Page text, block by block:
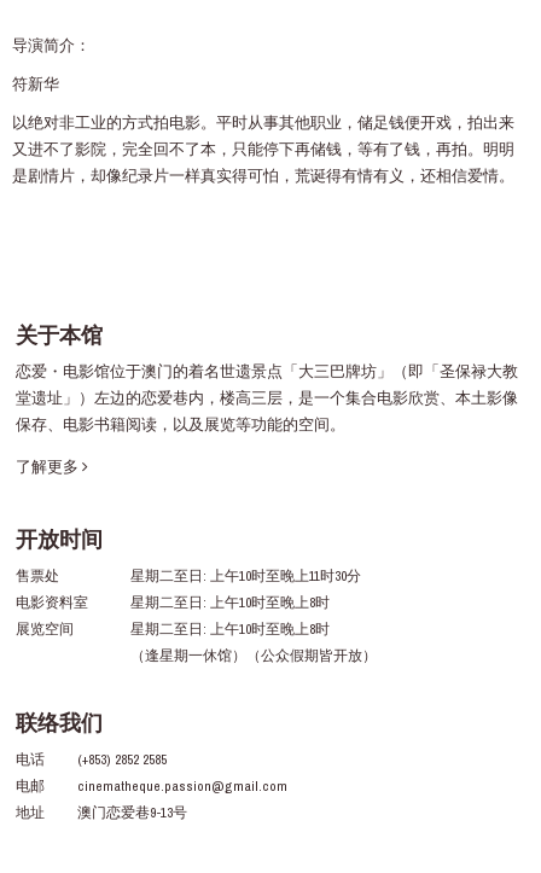
导演简介：
符新华
以绝对非工业的方式拍电影。平时从事其他职业，储足钱便开戏，拍出来
又进不了影院，完全回不了本，只能停下再储钱，等有了钱，再拍。明明
是剧情片，却像纪录片一样真实得可怕，荒诞得有情有义，还相信爱情。
关于本馆
恋爱・电影馆位于澳门的着名世遗景点「大三巴牌坊」（即「圣保禄大教
堂遗址」）左边的恋爱巷内，楼高三层，是一个集合电影欣赏、本土影像
保存、电影书籍阅读，以及展览等功能的空间。
了解更多
开放时间
售票处
星期二至日: 上午10时至晚上11时30分
电影资料室
星期二至日: 上午10时至晚上8时
展览空间
星期二至日: 上午10时至晚上8时
（逢星期一休馆）（公众假期皆开放）
联络我们
电话
(+853) 2852 2585
电邮
cinematheque.passion@gmail.com
地址
澳门恋爱巷9-13号